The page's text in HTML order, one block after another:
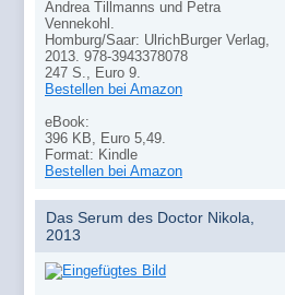
Andrea Tillmanns und Petra
Vennekohl.
Homburg/Saar: UlrichBurger Verlag,
2013. 978-3943378078
247 S., Euro 9.
Bestellen bei Amazon
eBook:
396 KB, Euro 5,49.
Format: Kindle
Bestellen bei Amazon
Das Serum des Doctor Nikola,
2013